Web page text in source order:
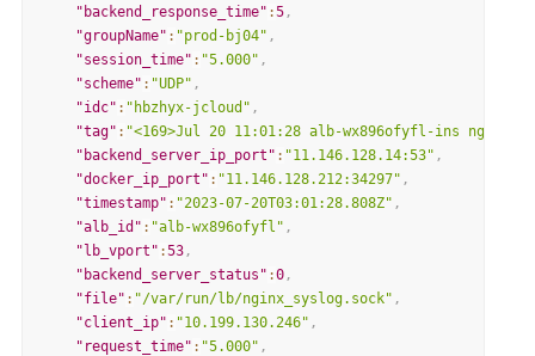
"backend_response_time" :5 ,
"groupName" : "prod-bj04" ,
"session_time" : "5.000" ,
"scheme" : "UDP" ,
"idc" : "hbzhyx-jcloud" ,
"tag" : "<169>Jul 20 11:01:28 alb-wx896ofyfl-ins nginx: "
"backend_server_ip_port" : "11.146.128.14:53" ,
"docker_ip_port" : "11.146.128.212:34297" ,
"timestamp" : "2023-07-20T03:01:28.808Z" ,
"alb_id" : "alb-wx896ofyfl" ,
"lb_vport" :53 ,
"backend_server_status" :0 ,
"file" : "/var/run/lb/nginx_syslog.sock" ,
"client_ip" : "10.199.130.246" ,
"request_time" : "5.000" ,